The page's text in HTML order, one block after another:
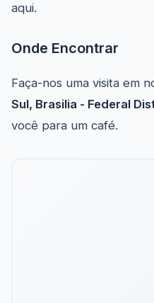
aqui.
Onde Encontrar
Faça-nos uma visita em
Sul, Brasilia - Federal
você para um café.